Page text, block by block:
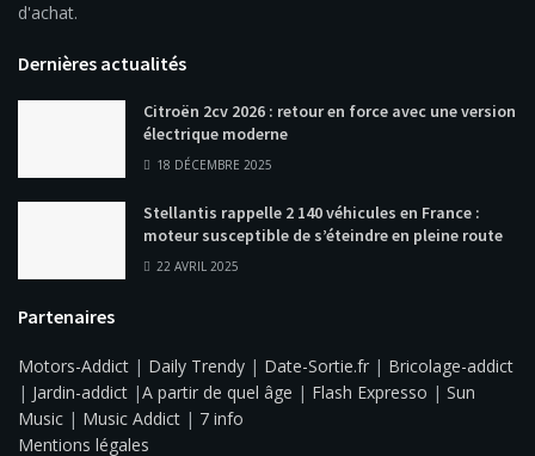
d'achat.
Dernières actualités
Citroën 2cv 2026 : retour en force avec une version
électrique moderne
18 DÉCEMBRE 2025
Stellantis rappelle 2 140 véhicules en France :
moteur susceptible de s’éteindre en pleine route
22 AVRIL 2025
Partenaires
Motors-Addict | Daily Trendy | Date-Sortie.fr | Bricolage-addict
| Jardin-addict |A partir de quel âge | Flash Expresso | Sun
Music | Music Addict | 7 info
Mentions légales